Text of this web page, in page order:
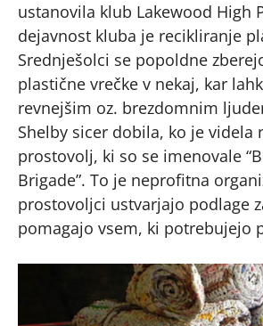
ustanovila klub Lakewood High
dejavnost kluba je recikliranje
Srednješolci se popoldne
plastične vrečke v nekaj, kar
revnejšim oz. brezdomnim
Shelby sicer dobila, ko je videla
prostovolj, ki so se imenovale
Brigade”. To je neprofitna
prostovoljci ustvarjajo podlage
pomagajo vsem, ki potrebujejo